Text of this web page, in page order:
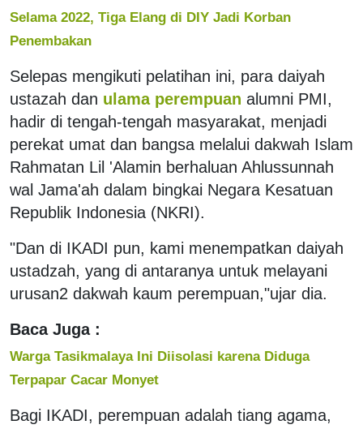
Selama 2022, Tiga Elang di DIY Jadi Korban
Penembakan
Selepas mengikuti pelatihan ini, para daiyah
ustazah dan ulama perempuan alumni PMI,
hadir di tengah-tengah masyarakat, menjadi
perekat umat dan bangsa melalui dakwah Islam
Rahmatan Lil 'Alamin berhaluan Ahlussunnah
wal Jama'ah dalam bingkai Negara Kesatuan
Republik Indonesia (NKRI).
"Dan di IKADI pun, kami menempatkan daiyah
ustadzah, yang di antaranya untuk melayani
urusan2 dakwah kaum perempuan,"ujar dia.
Baca Juga :
Warga Tasikmalaya Ini Diisolasi karena Diduga
Terpapar Cacar Monyet
Bagi IKADI, perempuan adalah tiang agama,